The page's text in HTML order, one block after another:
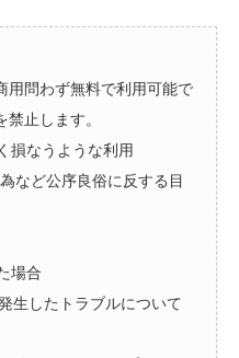
用問わず無料で利用可能で
止します。
損なうような利用
など公序良俗に反する目
場合
生したトラブルについて